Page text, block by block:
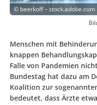
© beerkoff – stock.adobe.com
Menschen mit
knappen
Falle von Pandemien
Bundestag hat dazu am
Koalition zur
bedeutet, dass Ärzte